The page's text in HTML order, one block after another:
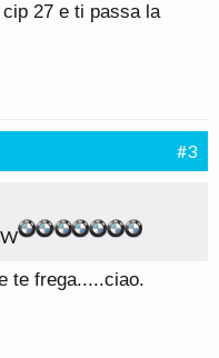
27 e ti passa la
#3
te frega.....ciao.